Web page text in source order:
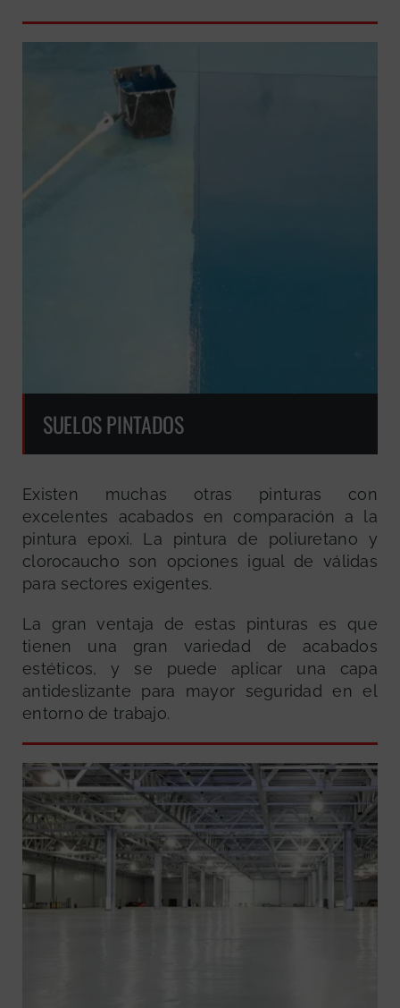
SUELOS PINTADOS
Existen muchas otras pinturas con
excelentes acabados en comparación a la
pintura epoxi. La pintura de poliuretano y
clorocaucho son opciones igual de válidas
para sectores exigentes.
La gran ventaja de estas pinturas es que
tienen una gran variedad de acabados
estéticos, y se puede aplicar una capa
antideslizante para mayor seguridad en el
entorno de trabajo.